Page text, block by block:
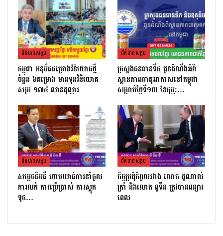
ព័ត៌មាន​សង្គម
កម្ពុជា អនុម័តគម្រោងវិនិយោគថ្មី
ចំនួន ៦គម្រោង មានទុនវិនិយោគ
សរុប ១៧៤ លានដុល្លារ
ព័ត៌មាន​សង្គម
ក្រសួងធនធានទឹក ជូនដំណឹងអំពី
ស្ថានភាពធាតុអាកាសនៅកម្ពុជា
សម្រាប់ថ្ងៃទី១៧ ខែកុម្ភៈ…
ព័ត៌មាន​សង្គម
សម្ដេចធិបតី ហាមឃាត់ការនាំចូល
ការលក់ ការប្រើប្រាស់ ការស្តុក
ទុក…
ព័ត៌មាន​សង្គម
កិច្ចប្រជុំកំពូលរវាង លោក ដូណាល់
ត្រាំ និងលោក ពូទីន ត្រូវបានពន្យារ
ពេល